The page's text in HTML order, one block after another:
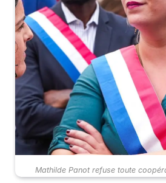
Mathilde Panot refuse toute